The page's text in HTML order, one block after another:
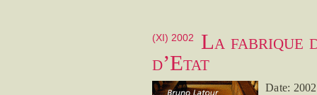
(XI) 2002
La fabrique
d’Etat
Date: